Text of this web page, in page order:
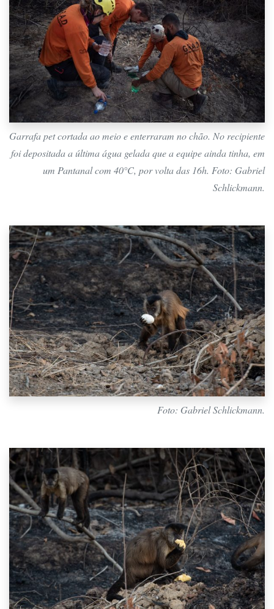
Garrafa pet cortada ao meio e enterraram no chão. No recipiente
foi depositada a última água gelada que a equipe ainda tinha, em
um Pantanal com 40°C, por volta das 16h. Foto: Gabriel
Schlickmann.
Foto: Gabriel Schlickmann.